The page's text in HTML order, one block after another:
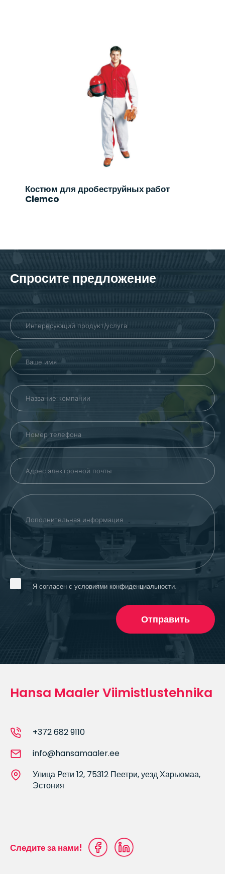
Костюм для дробеструйных работ
Clemco
Hansa Maaler Viimistlustehnika
+372 682 9110
info@hansamaaler.ee
Улица Рети 12, 75312 Пеетри, уезд Харьюмаа,
Эстония
Следите за нами!
Спросите предложение
Я согласен с условиями конфиденциальности.
Отправить